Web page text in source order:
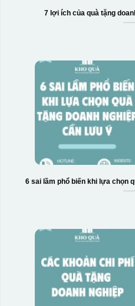
7 lợi ích của quà tặng
6 sai lầm phổ biến khi lựa chọn